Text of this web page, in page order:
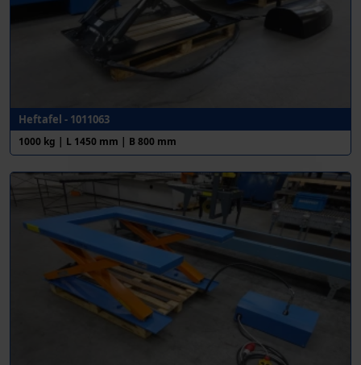
Heftafel - 1011063
1000 kg | L 1450 mm | B 800 mm